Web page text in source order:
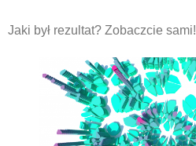
Jaki był rezultat? Zobaczcie sami!